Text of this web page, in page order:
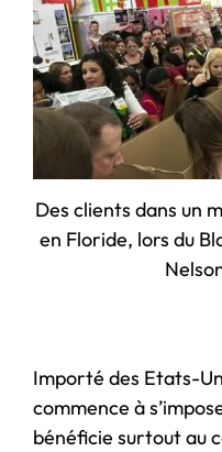
Des clients dans un
en Floride, lors du
Importé des Etats-
commence à
bénéficie surtout au